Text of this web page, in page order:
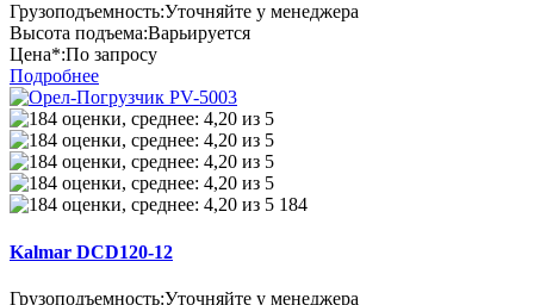
Грузоподъемность:Уточняйте у менеджера
Высота подъема:Варьируется
Цена*:По запросу
Подробнее
184
Kalmar DCD120-12
Грузоподъемность:Уточняйте у менеджера